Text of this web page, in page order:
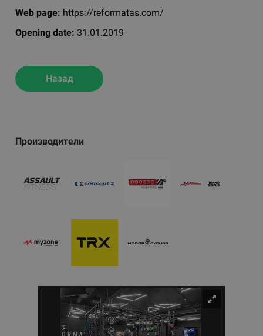
Производители
Web page: https://reformatas.com/
Opening date: 31.01.2019
Назад